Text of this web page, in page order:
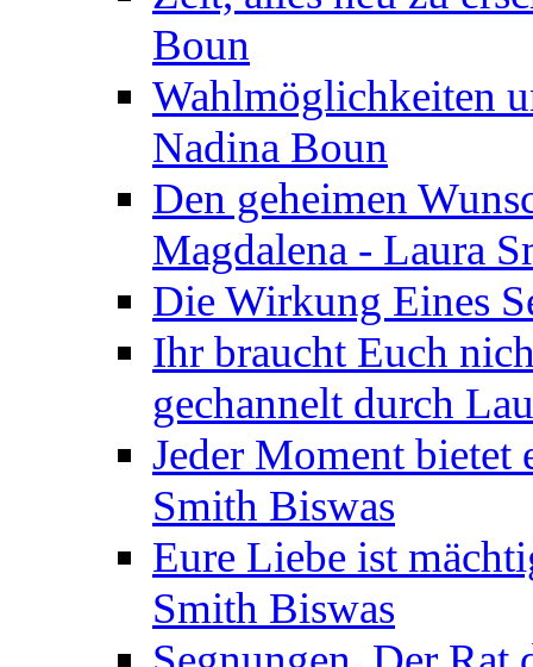
Boun
Wahlmöglichkeiten
Nadina Boun
Den geheimen
Magdalena - Laura
Die Wirkung Eines
Ihr braucht Euch
gechannelt durch
Jeder Moment bietet
Smith Biswas
Eure Liebe ist
Smith Biswas